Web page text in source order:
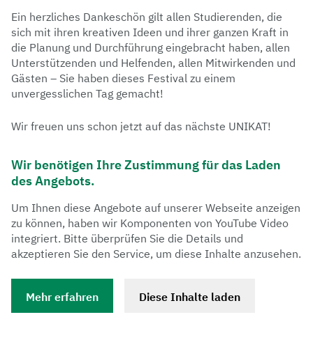
Ein herzliches Dankeschön gilt allen Studierenden, die
sich mit ihren kreativen Ideen und ihrer ganzen Kraft in
die Planung und Durchführung eingebracht haben, allen
Unterstützenden und Helfenden, allen Mitwirkenden und
Gästen – Sie haben dieses Festival zu einem
unvergesslichen Tag gemacht!
Wir freuen uns schon jetzt auf das nächste UNIKAT!
Wir benötigen Ihre Zustimmung für das Laden
des Angebots.
Um Ihnen diese Angebote auf unserer Webseite anzeigen
zu können, haben wir Komponenten von YouTube Video
integriert. Bitte überprüfen Sie die Details und
akzeptieren Sie den Service, um diese Inhalte anzusehen.
Mehr erfahren Diese Inhalte laden